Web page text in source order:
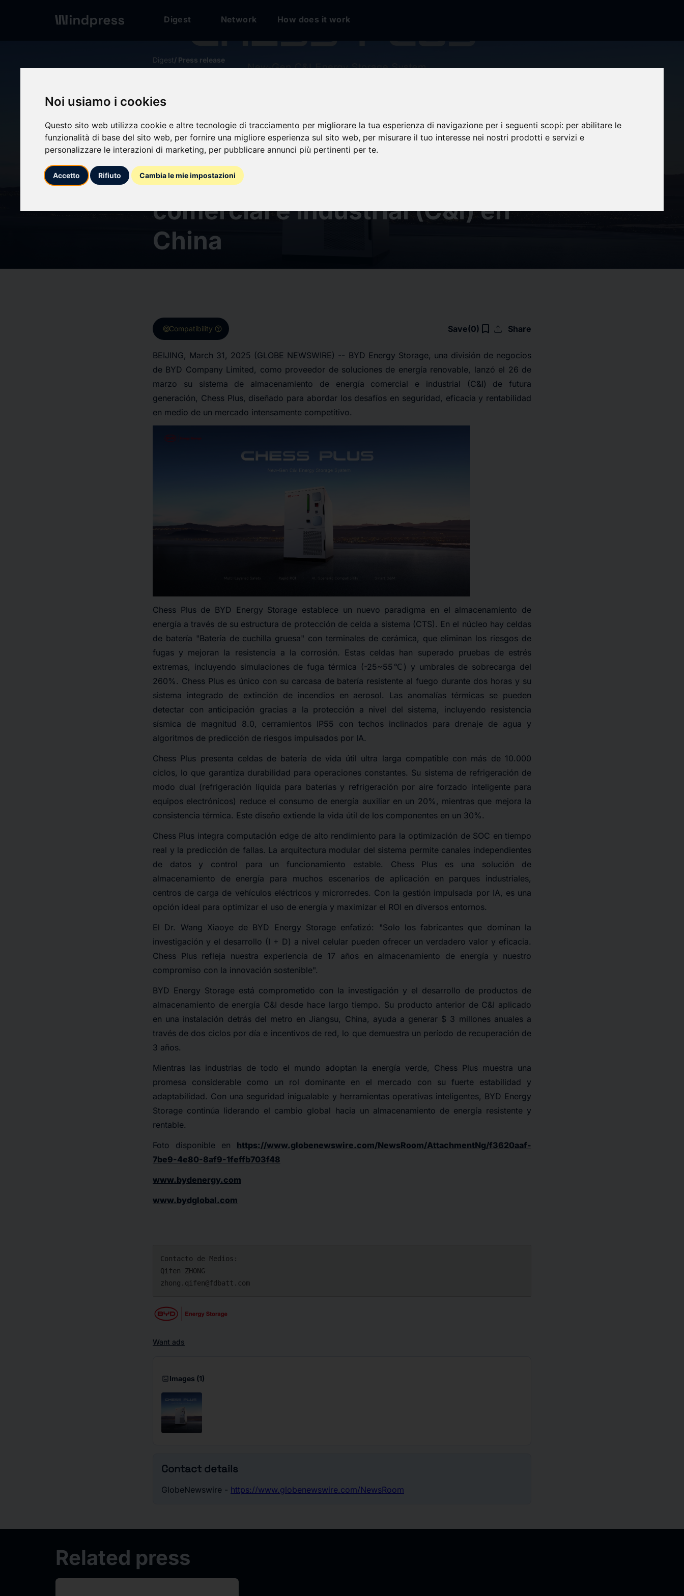
Noi usiamo i cookies
Questo sito web utilizza cookie e altre tecnologie di tracciamento per migliorare la tua esperienza di navigazione per i seguenti scopi: per abilitare le
funzionalità di base del sito web, per fornire una migliore esperienza sul sito web, per misurare il tuo interesse nei nostri prodotti e servizi e
personalizzare le interazioni di marketing, per pubblicare annunci più pertinenti per te.
Accetto Rifiuto Cambia le mie impostazioni
Digest Network How does it work
Digest/ Press release
BYD Energy Storage lanza
Chess Plus para
almacenamiento de energía
comercial e industrial (C&I) en
China
targetCompatibility help Save(0) bookmark_border upload Share
BEIJING, March 31, 2025 (GLOBE NEWSWIRE) -- BYD Energy Storage, una división de negocios
de BYD Company Limited, como proveedor de soluciones de energía renovable, lanzó el 26 de
marzo su sistema de almacenamiento de energía comercial e industrial (C&I) de futura
generación, Chess Plus, diseñado para abordar los desafíos en seguridad, eficacia y rentabilidad
en medio de un mercado intensamente competitivo.
Chess Plus de BYD Energy Storage establece un nuevo paradigma en el almacenamiento de
energía a través de su estructura de protección de celda a sistema (CTS). En el núcleo hay celdas
de batería "Batería de cuchilla gruesa" con terminales de cerámica, que eliminan los riesgos de
fugas y mejoran la resistencia a la corrosión. Estas celdas han superado pruebas de estrés
extremas, incluyendo simulaciones de fuga térmica (-25~55℃) y umbrales de sobrecarga del
260%. Chess Plus es único con su carcasa de batería resistente al fuego durante dos horas y su
sistema integrado de extinción de incendios en aerosol. Las anomalías térmicas se pueden
detectar con anticipación gracias a la protección a nivel del sistema, incluyendo resistencia
sísmica de magnitud 8.0, cerramientos IP55 con techos inclinados para drenaje de agua y
algoritmos de predicción de riesgos impulsados por IA.
Chess Plus presenta celdas de batería de vida útil ultra larga compatible con más de 10.000
ciclos, lo que garantiza durabilidad para operaciones constantes. Su sistema de refrigeración de
modo dual (refrigeración líquida para baterías y refrigeración por aire forzado inteligente para
equipos electrónicos) reduce el consumo de energía auxiliar en un 20%, mientras que mejora la
consistencia térmica. Este diseño extiende la vida útil de los componentes en un 30%.
Chess Plus integra computación edge de alto rendimiento para la optimización de SOC en tiempo
real y la predicción de fallas. La arquitectura modular del sistema permite canales independientes
de datos y control para un funcionamiento estable. Chess Plus es una solución de
almacenamiento de energía para muchos escenarios de aplicación en parques industriales,
centros de carga de vehículos eléctricos y microrredes. Con la gestión impulsada por IA, es una
opción ideal para optimizar el uso de energía y maximizar el ROI en diversos entornos.
El Dr. Wang Xiaoye de BYD Energy Storage enfatizó: "Solo los fabricantes que dominan la
investigación y el desarrollo (I + D) a nivel celular pueden ofrecer un verdadero valor y eficacia.
Chess Plus refleja nuestra experiencia de 17 años en almacenamiento de energía y nuestro
compromiso con la innovación sostenible".
BYD Energy Storage está comprometido con la investigación y el desarrollo de productos de
almacenamiento de energía C&I desde hace largo tiempo. Su producto anterior de C&I aplicado
en una instalación detrás del metro en Jiangsu, China, ayuda a generar $ 3 millones anuales a
través de dos ciclos por día e incentivos de red, lo que demuestra un período de recuperación de
3 años.
Mientras las industrias de todo el mundo adoptan la energía verde, Chess Plus muestra una
promesa considerable como un rol dominante en el mercado con su fuerte estabilidad y
adaptabilidad. Con una seguridad inigualable y herramientas operativas inteligentes, BYD Energy
Storage continúa liderando el cambio global hacia un almacenamiento de energía resistente y
rentable.
Foto disponible en https://www.globenewswire.com/NewsRoom/AttachmentNg/f3620aaf-
7be9-4e80-8af9-1feffb703f48
www.bydenergy.com
www.bydglobal.com
Contacto de Medios:
Qifen ZHONG
zhong.qifen@fdbatt.com
Want ads
imagesmodeImages (1)
Contact details
GlobeNewswire - https://www.globenewswire.com/NewsRoom
Related press